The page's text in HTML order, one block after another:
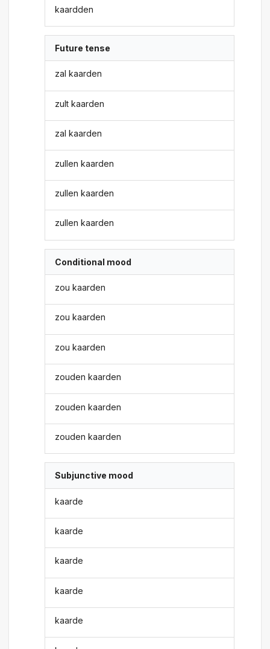
kaardden
Future tense
zal kaarden
zult kaarden
zal kaarden
zullen kaarden
zullen kaarden
zullen kaarden
Conditional mood
zou kaarden
zou kaarden
zou kaarden
zouden kaarden
zouden kaarden
zouden kaarden
Subjunctive mood
kaarde
kaarde
kaarde
kaarde
kaarde